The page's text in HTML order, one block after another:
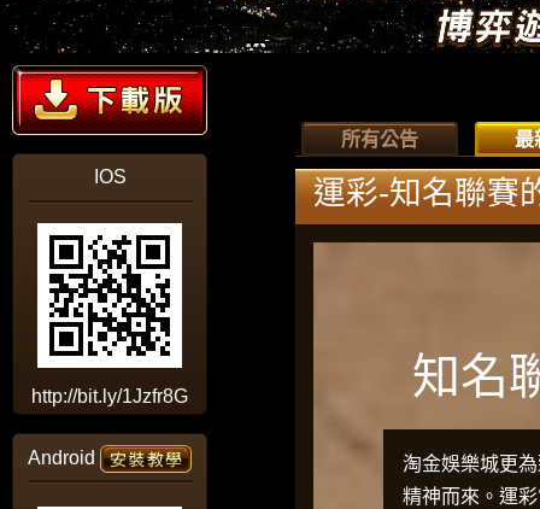
IOS
http://bit.ly/1Jzfr8G
Android
所有公告 最
運彩-知名聯賽
知名
淘金娛樂城更
精神而來。 運彩